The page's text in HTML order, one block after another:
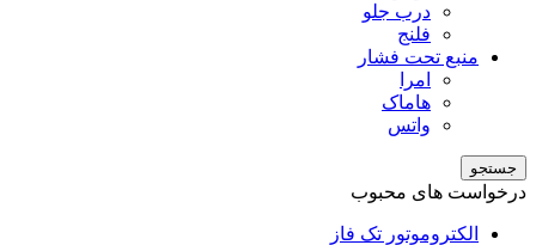
درب جلو
فلنج
منبع تحت فشار
امرا
هاماک
واتس
جستجو
درخواست های محبوب
الکتروموتور تک فاز